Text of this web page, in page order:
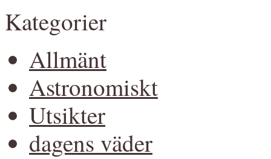
Kategorier
Allmänt
Astronomiskt
Utsikter
dagens väder